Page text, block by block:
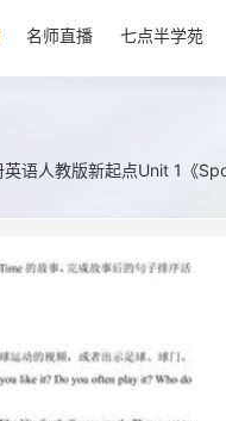
名师直播 七点半学苑
英语人教版新起点Unit 1《